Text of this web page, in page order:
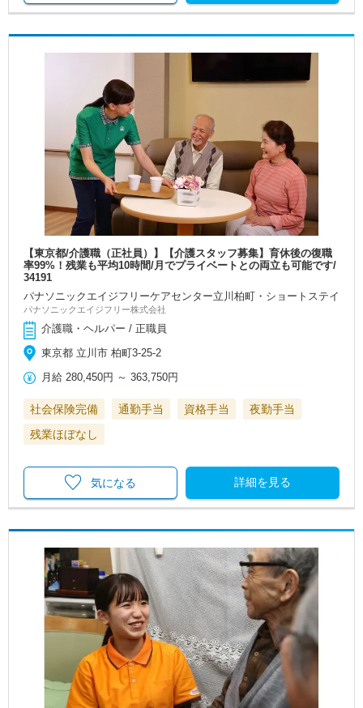
【東京都/介護職（正社員）】【介護スタッフ募集】育休後の復職
率99%！残業も平均10時間/月でプライベートとの両立も可能です/
34191
パナソニックエイジフリーケアセンター立川柏町・ショートステイ
パナソニックエイジフリー株式会社
介護職・ヘルパー / 正職員
東京都 立川市 柏町3-25-2
月給 280,450円 ～363,750円
社会保険完備 通勤手当 資格手当
夜勤手当
残業ほぼなし
詳細を見る
気になる